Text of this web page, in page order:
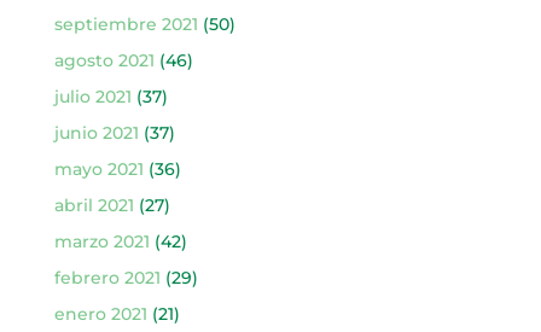
septiembre 2021 (50)
agosto 2021 (46)
julio 2021 (37)
junio 2021 (37)
mayo 2021 (36)
abril 2021 (27)
marzo 2021 (42)
febrero 2021 (29)
enero 2021 (21)